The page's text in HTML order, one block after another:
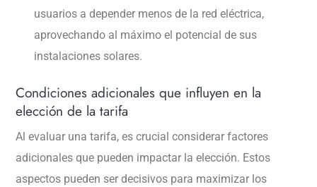
usuarios a depender menos de la red eléctrica,
aprovechando al máximo el potencial de sus
instalaciones solares.
Condiciones adicionales que influyen en la
elección de la tarifa
Al evaluar una tarifa, es crucial considerar factores
adicionales que pueden impactar la elección. Estos
aspectos pueden ser decisivos para maximizar los